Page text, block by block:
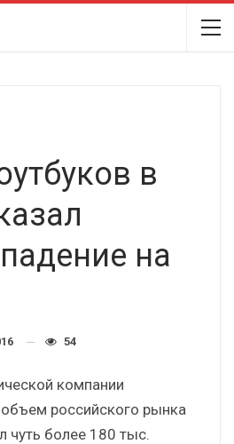
в
на
54
компании
российского рынка
чуть более 180 тыс.